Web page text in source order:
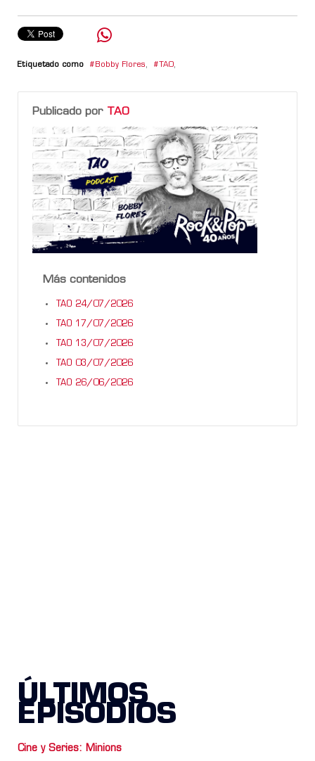
Etiquetado como Bobby Flores, TAO,
Publicado por TAO
Más contenidos
TAO 24/07/2026
TAO 17/07/2026
TAO 13/07/2026
TAO 03/07/2026
TAO 26/06/2026
ÚLTIMOS
EPISODIOS
Cine y Series: Minions